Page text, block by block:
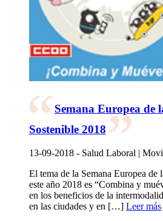
Semana Europea de
Sostenible 2018
13-09-2018 - Salud Laboral |
El tema de la Semana Europea
este año 2018 es “Combina y
en los beneficios de la
en las ciudades y en […] Leer más